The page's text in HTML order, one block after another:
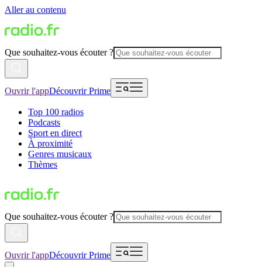
Aller au contenu
Que souhaitez-vous écouter ?
Ouvrir l'appDécouvrir Prime
Top 100 radios
Podcasts
Sport en direct
À proximité
Genres musicaux
Thèmes
Que souhaitez-vous écouter ?
Ouvrir l'appDécouvrir Prime